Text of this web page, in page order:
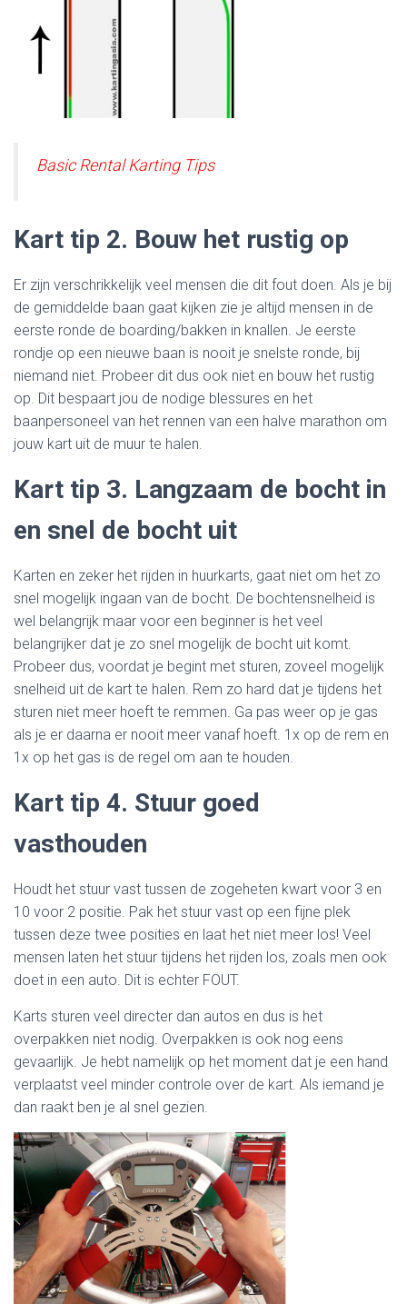
Basic Rental Karting Tips
Kart tip 2. Bouw het rustig op
Er zijn verschrikkelijk veel mensen die dit fout doen. Als je bij
de gemiddelde baan gaat kijken zie je altijd mensen in de
eerste ronde de boarding/bakken in knallen. Je eerste
rondje op een nieuwe baan is nooit je snelste ronde, bij
niemand niet. Probeer dit dus ook niet en bouw het rustig
op. Dit bespaart jou de nodige blessures en het
baanpersoneel van het rennen van een halve marathon om
jouw kart uit de muur te halen.
Kart tip 3. Langzaam de bocht in
en snel de bocht uit
Karten en zeker het rijden in huurkarts, gaat niet om het zo
snel mogelijk ingaan van de bocht. De bochtensnelheid is
wel belangrijk maar voor een beginner is het veel
belangrijker dat je zo snel mogelijk de bocht uit komt.
Probeer dus, voordat je begint met sturen, zoveel mogelijk
snelheid uit de kart te halen. Rem zo hard dat je tijdens het
sturen niet meer hoeft te remmen. Ga pas weer op je gas
als je er daarna er nooit meer vanaf hoeft. 1x op de rem en
1x op het gas is de regel om aan te houden.
Kart tip 4. Stuur goed
vasthouden
Houdt het stuur vast tussen de zogeheten kwart voor 3 en
10 voor 2 positie. Pak het stuur vast op een fijne plek
tussen deze twee posities en laat het niet meer los! Veel
mensen laten het stuur tijdens het rijden los, zoals men ook
doet in een auto. Dit is echter FOUT.
Karts sturen veel directer dan autos en dus is het
overpakken niet nodig. Overpakken is ook nog eens
gevaarlijk. Je hebt namelijk op het moment dat je een hand
verplaatst veel minder controle over de kart. Als iemand je
dan raakt ben je al snel gezien.